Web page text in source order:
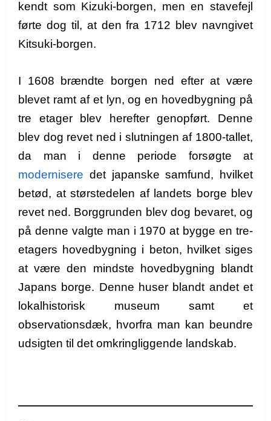
kendt som Kizuki-borgen, men en stavefejl
førte dog til, at den fra 1712 blev navngivet
Kitsuki-borgen.
I 1608 brændte borgen ned efter at være
blevet ramt af et lyn, og en hovedbygning på
tre etager blev herefter genopført. Denne
blev dog revet ned i slutningen af 1800-tallet,
da man i denne periode forsøgte at
modernisere det japanske samfund, hvilket
betød, at størstedelen af landets borge blev
revet ned. Borggrunden blev dog bevaret, og
på denne valgte man i 1970 at bygge en tre-
etagers hovedbygning i beton, hvilket siges
at være den mindste hovedbygning blandt
Japans borge. Denne huser blandt andet et
lokalhistorisk museum samt et
observationsdæk, hvorfra man kan beundre
udsigten til det omkringliggende landskab.